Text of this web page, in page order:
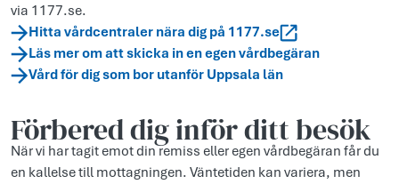
via 1177.se.
Hitta vårdcentraler nära dig på 1177.se
Läs mer om att skicka in en egen vårdbegäran
Vård för dig som bor utanför Uppsala län
Förbered dig inför ditt besök
När vi har tagit emot din remiss eller egen vårdbegäran får du
en kallelse till mottagningen. Väntetiden kan variera, men